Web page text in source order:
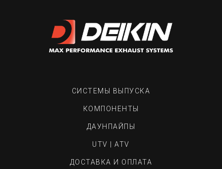
СИСТЕМЫ ВЫПУСКА
КОМПОНЕНТЫ
ДАУНПАЙПЫ
UTV | ATV
ДОСТАВКА И ОПЛАТА